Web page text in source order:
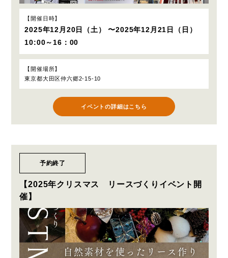
開催日時
2025年12月20日（土） 〜2025年12月21日（日）
10:00～16：00
開催場所
東京都大田区仲六郷2-15-10
イベントの詳細はこちら
予約終了
【2025年クリスマス リースづくりイベント開
催】